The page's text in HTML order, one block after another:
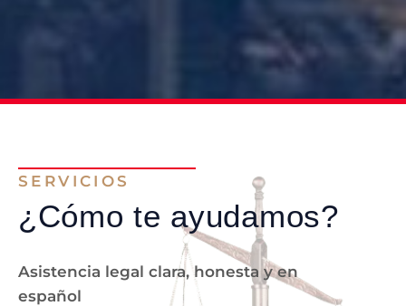
SERVICIOS
¿Cómo te ayudamos?
Asistencia legal clara, honesta y en
español